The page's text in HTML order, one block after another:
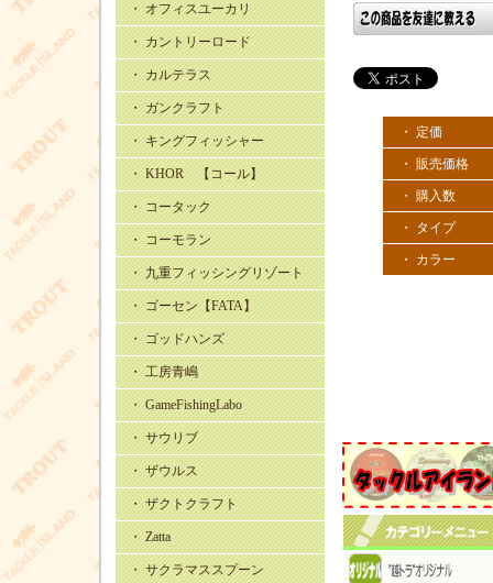
・ オフィスユーカリ
・ カントリーロード
・ カルテラス
・ ガンクラフト
・ キングフィッシャー
・ KHOR 【コール】
・ コータック
・ コーモラン
・ 九重フィッシングリゾート
・ ゴーセン【FATA】
・ ゴッドハンズ
・ 工房青嶋
・ GameFishingLabo
・ サウリブ
・ ザウルス
・ ザクトクラフト
・ Zatta
・ サクラマススプーン
・ 定価
・ 販売価格
・ 購入数
・ タイプ
・ カラー